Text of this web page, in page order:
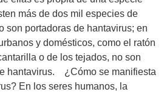
más de dos mil especies de
son portadoras de hantavirus; en
y domésticos, como el ratón
o de los tejados, no son
hantavirus. ¿Cómo se manifiesta
En los seres humanos, la